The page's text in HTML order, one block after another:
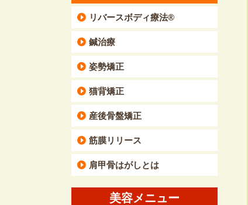
リバースボディ療法®
鍼治療
姿勢矯正
猫背矯正
産後骨盤矯正
筋膜リリース
肩甲骨はがしとは
美容メニュー